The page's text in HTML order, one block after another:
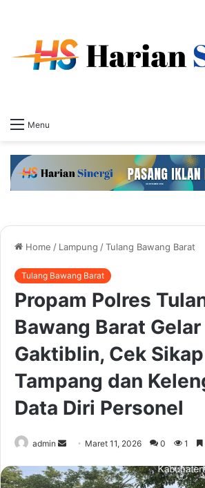
Menu
Home / Lampung /Tulang Bawang Barat
Tulang Bawang Barat
Propam Polres
Bawang Barat Gelar
Gaktiblin, Cek Sikap
Tampang dan
Data Diri Personel
admin
Send
email
Maret 11, 2026 0 1